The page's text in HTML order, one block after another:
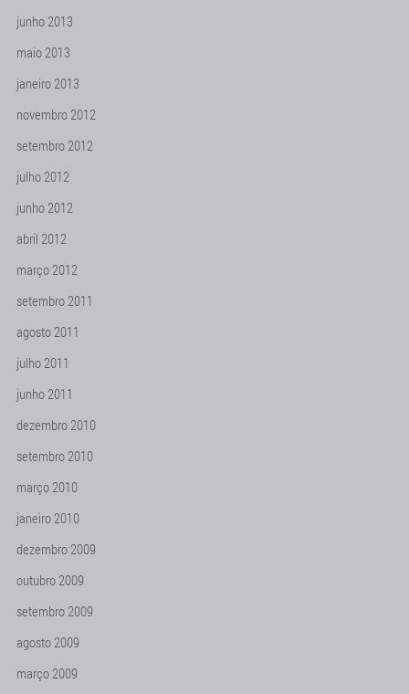
junho 2013
maio 2013
janeiro 2013
novembro 2012
setembro 2012
julho 2012
junho 2012
abril 2012
março 2012
setembro 2011
agosto 2011
julho 2011
junho 2011
dezembro 2010
setembro 2010
março 2010
janeiro 2010
dezembro 2009
outubro 2009
setembro 2009
agosto 2009
março 2009